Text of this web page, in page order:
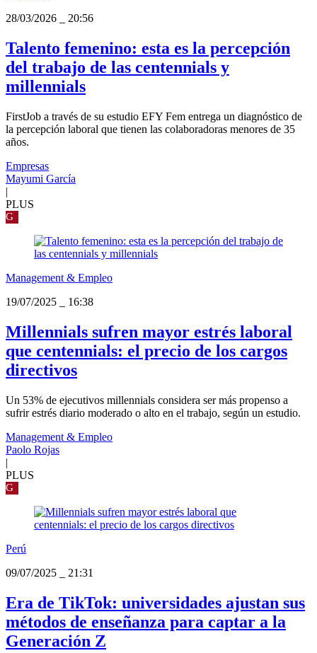
28/03/2026
20:56
Talento femenino: esta es la percepción
del trabajo de las centennials y
millennials
FirstJob a través de su estudio EFY Fem entrega un diagnóstico de
la percepción laboral que tienen las colaboradoras menores de 35
años.
Empresas
Mayumi García
|
PLUS
G
Management & Empleo
19/07/2025
16:38
Millennials sufren mayor estrés laboral
que centennials: el precio de los cargos
directivos
Un 53% de ejecutivos millennials considera ser más propenso a
sufrir estrés diario moderado o alto en el trabajo, según un estudio.
Management & Empleo
Paolo Rojas
|
PLUS
G
Perú
09/07/2025
21:31
Era de TikTok: universidades ajustan sus
métodos de enseñanza para captar a la
Generación Z